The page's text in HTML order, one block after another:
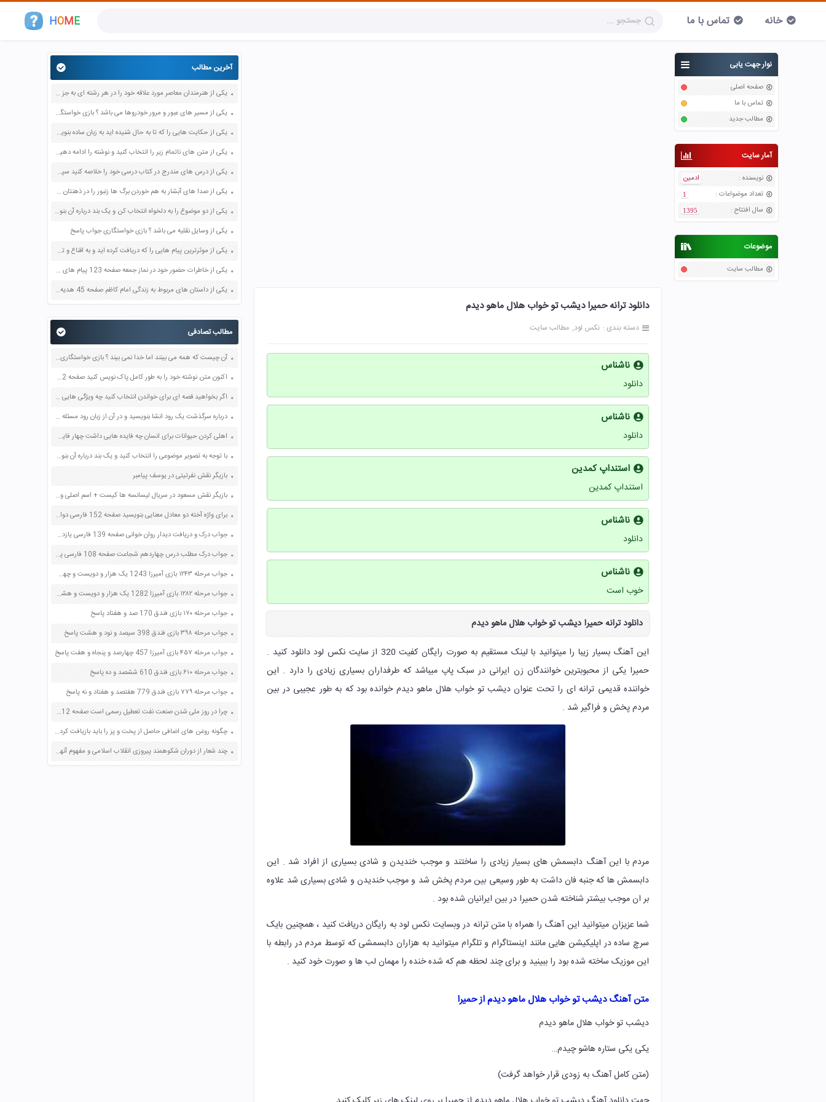
HOME خانه تماس با ما
نوار جهت یابی
صفحه اصلی
تماس با ما
مطالب جدید
آمار سایت
نویسنده :
ادمین
تعداد موضواعات :
1
سال افتتاح :
1395
موضوعات
مطالب سایت
دانلود ترانه حمیرا دیشب تو خواب هلال ماهو دیدم
دسته بندی : نکس لود مطالب سایت
ناشناس
دانلود
ناشناس
دانلود
استنداپ کمدین
استنداپ کمدین
ناشناس
دانلود
ناشناس
خوب است
دانلود ترانهحمیرا دیشب تو خواب هلالماهو دیدم
این آهنگ بسیار زیبا را میتوانید با لینک مستقیم به صورت رایگان کفیت 320 از سایت نکس لود دانلود کنید .
حمیرا یکی از محبوبترین خوانندگان زن ایرانی در سبک پاپ میباشد که طرفداران بسیاری زیادی را دارد . این
خواننده قدیمی ترانه ای را تحت عنوان دیشب تو خواب هلال ماهو دیدم خوانده بود که به طور عجیبی در بین
مردم پخش و فراگیر شد .
مردم با این آهنگ دابسمش های بسیار زیادی را ساختند و موجب خندیدن و شادی بسیاری از افراد شد . این
دابسمش ها که جنبه فان داشت به طور وسیعی بین مردم پخش شد و موجب خندیدن و شادی بسیاری شد علاوه
بر ان موجب بیشتر شناخته شدن حمیرا در بین ایرانیان شده بود .
شما عزیزان میتوانید این آهنگ را همراه با متن ترانه در وبسایت نکس لود به رایگان دریافت کنید ، همچنین بایک
سرچ ساده در اپلیکیشن هایی مانند اینستاگرام و تلگرام میتوانید به هزاران دابسمشی که توسط مردم در رابطه با
این موزیک ساخته شده بود را ببینید و برای چند لحظه هم که شده خنده را مهمان لب ها و صورت خود کنید .
متن آهنگ دیشب تو خواب هلال ماهو دیدم از حمیرا
دیشب تو خواب هلال ماهو دیدم
یکی یکی ستاره هاشو چیدم…
(متن کامل آهنگ به زودی قرار خواهد گرفت)
آخرین مطالب
یکی از هنرمندان معاصر مورد علاقه خود را در هر رشته ای به جز عکاسی صفحه 69 فرهنگ و هنر نهم
یکی از مسیر های عبور و مرور خودروها می باشد ؟ بازی خواستگاری جواب پاسخ
یکی از حکایت هایی را که تا به حال شنیده اید به زبان ساده بنویسید صفحه 97 نگارش ششم دبستان
یکی از متن های ناتمام زیر را انتخاب کنید و نوشته را ادامه دهید صفحه 73 و 74 کتاب نگارش فارسی پنجم دبستان
یکی از درس های مندرج در کتاب درسی خود را خلاصه کنید سپس متن خلاصه شده را با بهره گیری از روش های دسته بندی نمودار جدول نقشه مفهومی نشان دهید صفحه 118 نگارش یازدهم
یکی از صدا های آبشار به هم خوردن برگ ها زنبور را در ذهنتان مجسم کنید و درباره آن یک بند بنویسید صفحه 11 نگارش پنجم
یکی از دو موضوع را به دلخواه انتخاب کن و یک بند درباره آن بنویس صفحه 35 کتاب نگارش فارسی سوم
یکی از وسایل نقلیه می باشد ؟ بازی خواستگاری جواب پاسخ
یکی از موثرترین پیام هایی را که دریافت کرده اید و به اقناع و تغییری جدی در شما منجر شده است برسی کنید و علت این تاثیر گذاری قابل توجه را بنویسید صفحه 52 تفکر و سواد رسانه ای دهم
یکی از خاطرات حضور خود در نماز جمعه صفحه 123 پیام های آسمان هفتم
یکی از داستان های مربوط به زندگی امام کاظم صفحه 45 هدیه های آسمان چهارم
مطالب تصادفی
آن چیست که همه می بینند اما خدا نمی بیند ؟ بازی خواستگاری جواب پاسخ
اکنون متن نوشته خود را به طور کامل پاک نویس کنید صفحه 62 نگارش یازدهم
اگر بخواهید قصه ای برای خواندن انتخاب کنید چه ویژگی هایی را برای آن در نظر می گیرید؟ صفحه 103 فارسی ششم
درباره سرگذشت یک رود انشا بنویسید و در آن از زبان رود مسئله آلودگی آب و راه های جلوگیری از آن را شرح دهید صفحه 31 مطالعات اجتماعی پنجم
اهلی کردن حیوانات برای انسان چه فایده هایی داشت چهار فایده را بیان کنید صفحه 35 مطالعات اجتماعی چهارم
با توجه به تصویر موضوعی را انتخاب کنید و یک بند درباره آن بنویسید صفحه 13 کتاب نگارش فارسی چهارم دبستان
بازیگر نقش نفرتیتی در یوسف پیامبر
بازیگر نقش مسعود در سریال لیسانسه ها کیست + اسم اصلی واقعی
برای واژه آخته دو معادل معنایی بنویسید صفحه 152 فارسی دوازدهم
جواب درک و دریافت دیدار روان خوانی صفحه 139 فارسی یازدهم
جواب درک مطلب درس چهاردهم شجاعت صفحه 108 فارسی پنجم
جواب مرحله ۱۲۴۳ بازی آمیرزا 1243 یک هزار و دویست و چهل و سه پاسخ
جواب مرحله ۱۲۸۲ بازی آمیرزا 1282 یک هزار و دویست و هشتاد و دو پاسخ
جواب مرحله ۱۷۰ بازی فندق 170 صد و هفتاد پاسخ
جواب مرحله ۳۹۸ بازی فندق 398 سیصد و نود و هشت پاسخ
جواب مرحله ۴۵۷ بازی آمیرزا 457 چهارصد و پنجاه و هفت پاسخ
جواب مرحله ۶۱۰ بازی فندق 610 ششصد و ده پاسخ
جواب مرحله ۷۷۹ بازی فندق 779 هفتصد و هفتاد و نه پاسخ
چرا در روز ملی شدن صنعت نفت تعطیل رسمی است صفحه 112 مطالعات اجتماعی ششم
چگونه روغن های اضافی حاصل از پخت و پز را باید بازیافت کرد صفحه 92 آزمایشگاه علوم تجربی
چند شعار از دوران شکوهمند پیروزی انقلاب اسلامی و مفهوم آنها صفحه 22 آمادگی دفاعی نهم